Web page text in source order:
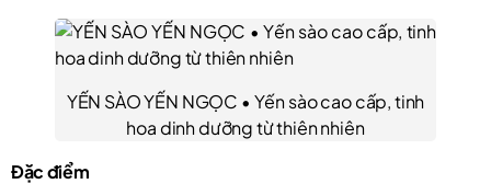
YẾN SÀO YẾN NGỌC • Yến sào cao cấp, tinh
hoa dinh dưỡng từ thiên nhiên
Đặc điểm